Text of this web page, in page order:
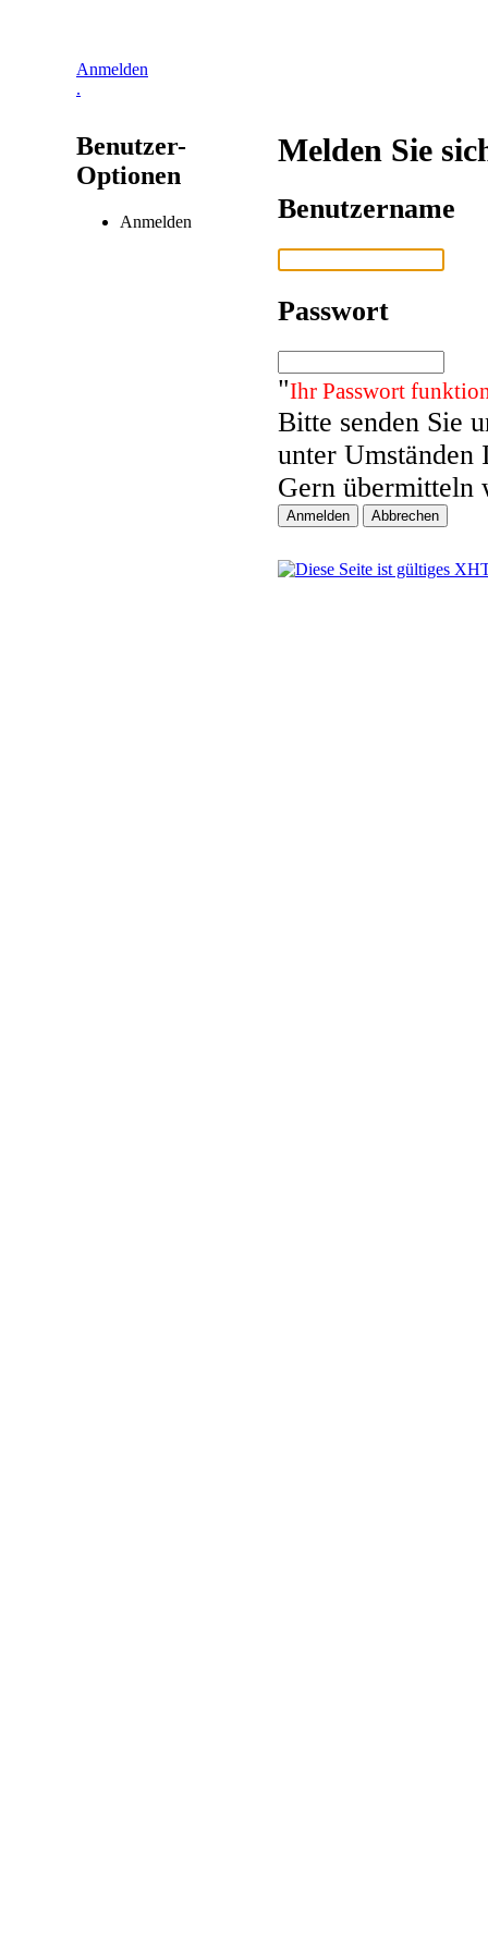
Anmelden
.
Benutzer-
Optionen
Anmelden
Melden Sie
Benutzername
Passwort
"Ihr Passwort
Bitte senden Sie
unter Umständen
Gern übermitteln